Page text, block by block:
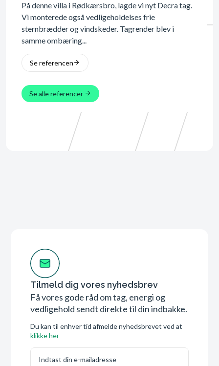
På denne villa i Rødkærsbro, lagde vi nyt Decra tag.
Vi monterede også vedligeholdelses frie
sternbrædder og vindskeder. Tagrender blev i
samme ombæring...
Se referencen
Se alle referencer
Tilmeld dig vores nyhedsbrev
Få vores gode råd om tag, energi og
vedligehold sendt direkte til din indbakke.
Du kan til enhver tid afmelde nyhedsbrevet ved at
klikke her
E-mail